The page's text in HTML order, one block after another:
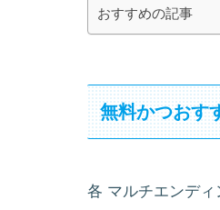
おすすめの記事
無料かつおす
各 マルチエンデ